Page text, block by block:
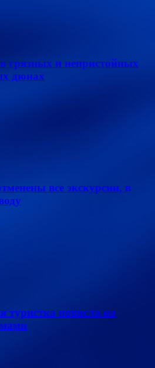
грязных и непристойных
дюнах
все экскурсии, в
туристка повисла на